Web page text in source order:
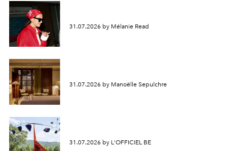
31.07.2026 by Mélanie Read
31.07.2026 by Manoëlle Sepulchre
31.07.2026 by L'OFFICIEL BE